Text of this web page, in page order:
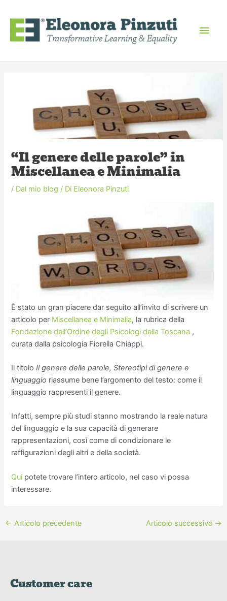
contenuto
“Il genere delle parole” in
Miscellanea e Minimalia
/ Dal mio blog / Di Eleonora Pinzuti
È stato un gran piacere dar seguito all’invito di scrivere un
articolo per Miscellanea e Minimalia, la rubrica della
Fondazione dell’Ordine degli Psicologi della Toscana ,
curata dalla psicologia Fiorella Chiappi.
Il titoloIl genere delle parole, Stereotipi di genere e
linguaggio riassume bene l’argomento del testo: come il
linguaggio rappresenti il genere.
Infatti, sempre più studi stanno mostrando la reale natura
del linguaggio e la sua capacità di generare
rappresentazioni, così come di condizionare le
raffigurazioni degli altri e della società.
Qui potete trovare l’intero articolo, nel caso vi possa
interessare.
← Articolo precedente Articolo successivo →
Customer care